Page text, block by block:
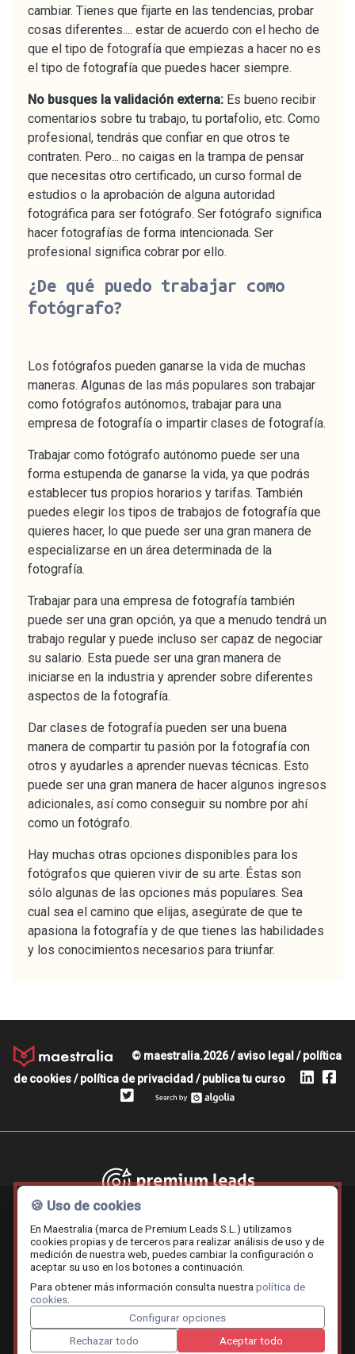
cambiar. Tienes que fijarte en las tendencias, probar
cosas diferentes.... estar de acuerdo con el hecho de
que el tipo de fotografía que empiezas a hacer no es
el tipo de fotografía que puedes hacer siempre.
No busques la validación externa: Es bueno recibir
comentarios sobre tu trabajo, tu portafolio, etc. Como
profesional, tendrás que confiar en que otros te
contraten. Pero... no caigas en la trampa de pensar
que necesitas otro certificado, un curso formal de
estudios o la aprobación de alguna autoridad
fotográfica para ser fotógrafo. Ser fotógrafo significa
hacer fotografías de forma intencionada. Ser
profesional significa cobrar por ello.
¿De qué puedo trabajar como
fotógrafo?
Los fotógrafos pueden ganarse la vida de muchas
maneras. Algunas de las más populares son trabajar
como fotógrafos autónomos, trabajar para una
empresa de fotografía o impartir clases de fotografía.
Trabajar como fotógrafo autónomo puede ser una
forma estupenda de ganarse la vida, ya que podrás
establecer tus propios horarios y tarifas. También
puedes elegir los tipos de trabajos de fotografía que
quieres hacer, lo que puede ser una gran manera de
especializarse en un área determinada de la
fotografía.
Trabajar para una empresa de fotografía también
puede ser una gran opción, ya que a menudo tendrá un
trabajo regular y puede incluso ser capaz de negociar
su salario. Esta puede ser una gran manera de
iniciarse en la industria y aprender sobre diferentes
aspectos de la fotografía.
Dar clases de fotografía pueden ser una buena
manera de compartir tu pasión por la fotografía con
otros y ayudarles a aprender nuevas técnicas. Esto
puede ser una gran manera de hacer algunos ingresos
adicionales, así como conseguir su nombre por ahí
como un fotógrafo.
Hay muchas otras opciones disponibles para los
fotógrafos que quieren vivir de su arte. Éstas son
sólo algunas de las opciones más populares. Sea
cual sea el camino que elijas, asegúrate de que te
apasiona la fotografía y de que tienes las habilidades
y los conocimientos necesarios para triunfar.
© maestralia.2026 /aviso legal /política
de cookies/política de privacidad /publica tu curso
Premium leads
Contratar.online Beemy.es
🍪 Uso de cookies
En Maestralia (marca de Premium Leads S.L.) utilizamos
cookies propias y de terceros para realizar análisis de uso y de
medición de nuestra web, puedes cambiar la configuración o
aceptar su uso en los botones a continuación.
Para obtener más información consulta nuestrapolítica de
cookies
Configurar opciones
Rechazar todo
Aceptar todo